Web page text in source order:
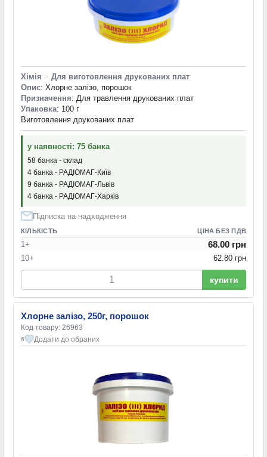
Хімія > Для виготовлення друкованих плат
Опис: Хлорне залізо, порошок
Призначення: Для травлення друкованих плат
Упаковка: 100 г
Виготовлення друкованих плат
у наявності: 75 банка
58 банка - склад
4 банка - РАДІОМАГ-Київ
9 банка - РАДІОМАГ-Львів
4 банка - РАДІОМАГ-Харків
Підписка на надходження
КІЛЬКІСТЬ ЦІНА БЕЗ ПДВ
1+ 68.00 грн
10+ 62.80 грн
купити
Хлорне залізо, 250г, порошок
Код товару: 26963
6 Додати до обраних